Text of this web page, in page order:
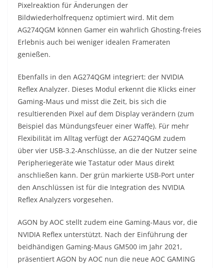
Pixelreaktion für Änderungen der
Bildwiederholfrequenz optimiert wird. Mit dem
AG274QGM können Gamer ein wahrlich Ghosting-freies
Erlebnis auch bei weniger idealen Frameraten
genießen.
Ebenfalls in den AG274QGM integriert: der NVIDIA
Reflex Analyzer. Dieses Modul erkennt die Klicks einer
Gaming-Maus und misst die Zeit, bis sich die
resultierenden Pixel auf dem Display verändern (zum
Beispiel das Mündungsfeuer einer Waffe). Für mehr
Flexibilität im Alltag verfügt der AG274QGM zudem
über vier USB-3.2-Anschlüsse, an die der Nutzer seine
Peripheriegeräte wie Tastatur oder Maus direkt
anschließen kann. Der grün markierte USB-Port unter
den Anschlüssen ist für die Integration des NVIDIA
Reflex Analyzers vorgesehen.
AGON by AOC stellt zudem eine Gaming-Maus vor, die
NVIDIA Reflex unterstützt. Nach der Einführung der
beidhändigen Gaming-Maus GM500 im Jahr 2021,
präsentiert AGON by AOC nun die neue AOC GAMING